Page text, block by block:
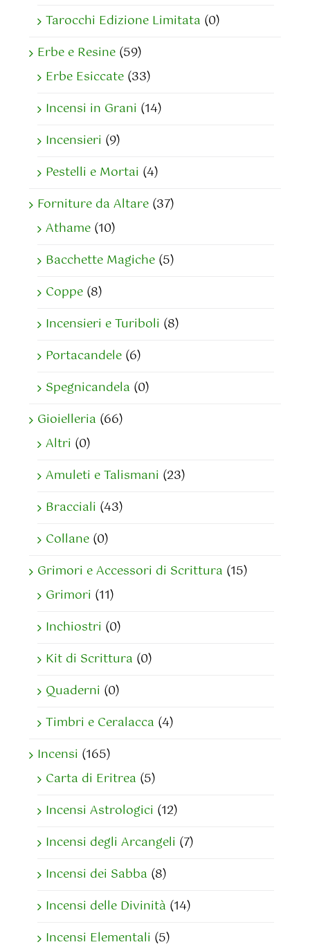
Tarocchi Edizione Limitata (0)
Erbe e Resine (59)
Erbe Esiccate (33)
Incensi in Grani (14)
Incensieri (9)
Pestelli e Mortai (4)
Forniture da Altare (37)
Athame (10)
Bacchette Magiche (5)
Coppe (8)
Incensieri e Turiboli (8)
Portacandele (6)
Spegnicandela (0)
Gioielleria (66)
Altri (0)
Amuleti e Talismani (23)
Bracciali (43)
Collane (0)
Grimori e Accessori di Scrittura (15)
Grimori (11)
Inchiostri (0)
Kit di Scrittura (0)
Quaderni (0)
Timbri e Ceralacca (4)
Incensi (165)
Carta di Eritrea (5)
Incensi Astrologici (12)
Incensi degli Arcangeli (7)
Incensi dei Sabba (8)
Incensi delle Divinità (14)
Incensi Elementali (5)